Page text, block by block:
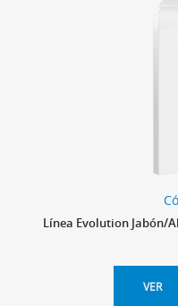
Línea Evolution Jabón/
VER